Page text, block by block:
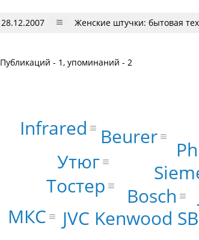
28.12.2007 Женские штучки: бытовая
Публикаций - 1, упоминаний - 2
Bosch
Beurer
Утюг
Тостер
Infrared
МКС JVC Kenwood SB